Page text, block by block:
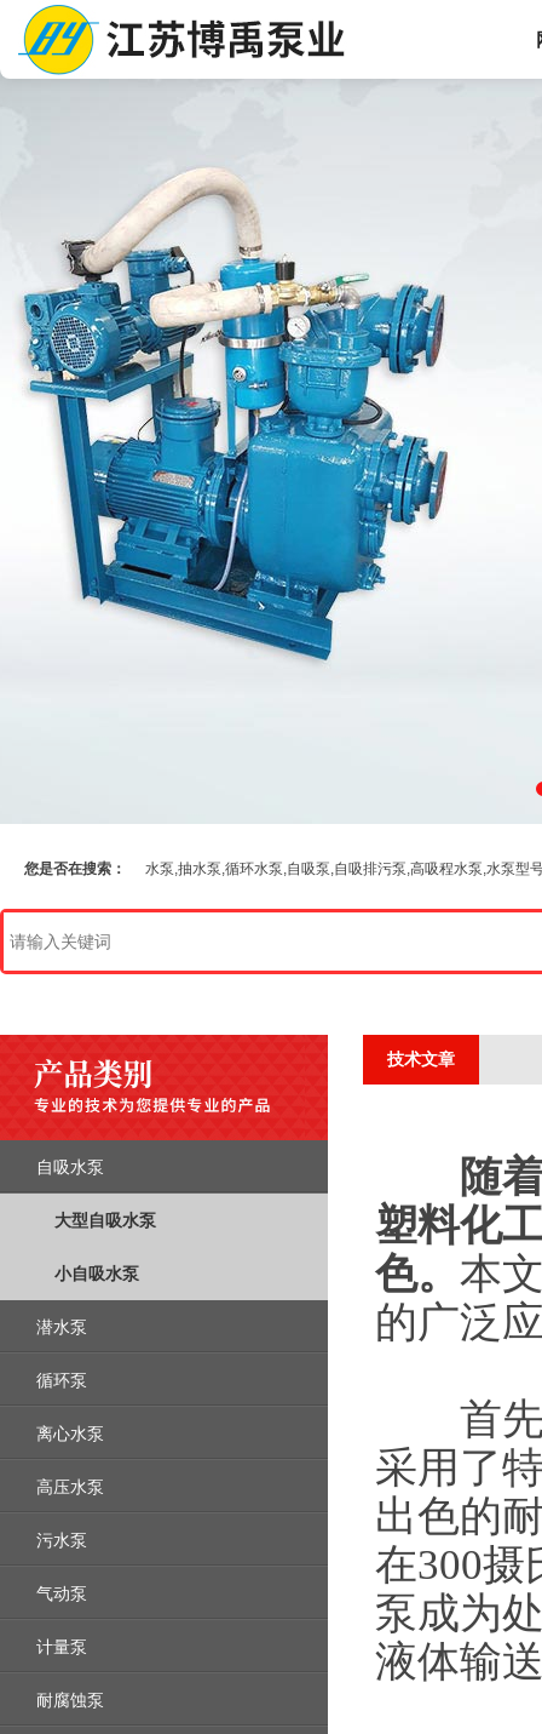
您是否在搜索： 水泵,抽水泵,循环水泵,自吸泵,自吸排污泵,高吸程水泵,水泵型
自吸水泵
大型自吸水泵
小自吸水泵
潜水泵
循环泵
离心水泵
高压水泵
污水泵
气动泵
计量泵
耐腐蚀泵
技术文章
随
塑料化
色。 本
的广泛
首先
采用了
出色的
在300摄
泵成为
液体输